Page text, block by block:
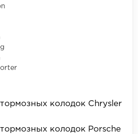
колодок Chrysler
колодок Porsche